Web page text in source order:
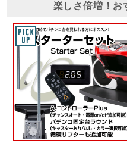
楽しさ倍増！お